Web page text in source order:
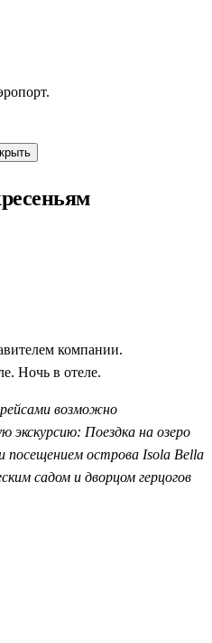
компании.
Ночь в отеле.
возможно
экскурсию: Поездка на озеро
посещением острова Isola Bella
садом и дворцом герцогов